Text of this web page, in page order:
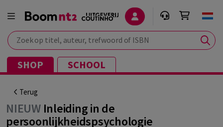
Zoek op titel, auteur, trefwoord of ISBN
SHOP SCHOOL
Terug
NIEUWInleiding in de
persoonlijkheidspsychologie